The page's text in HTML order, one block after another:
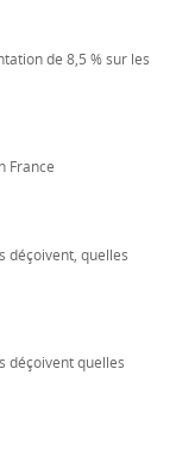
de 8,5 % sur les
France
déçoivent, quelles
déçoivent quelles